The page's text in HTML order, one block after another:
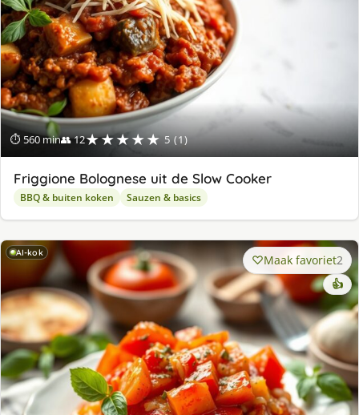
⏱ 560 min👥 12★★★★★ 5 (1)
Friggione Bolognese uit de Slow Cooker
BBQ & buiten koken Sauzen & basics
AI-kok Maak favoriet2
👍